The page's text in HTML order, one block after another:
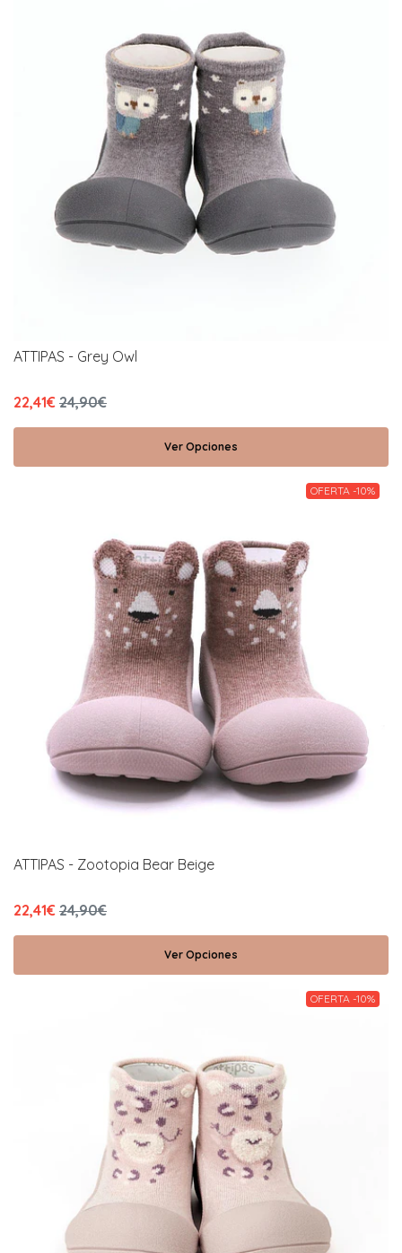
ATTIPAS - Grey Owl
22,41€ 24,90€
Ver Opciones
OFERTA -10%
ATTIPAS - Zootopia Bear Beige
22,41€ 24,90€
Ver Opciones
OFERTA -10%